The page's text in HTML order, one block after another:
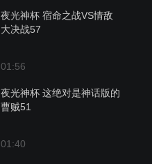
夜光神杯 宿命之战VS情敌
大决战57
01:56
夜光神杯 这绝对是神话版的
曹贼51
01:40